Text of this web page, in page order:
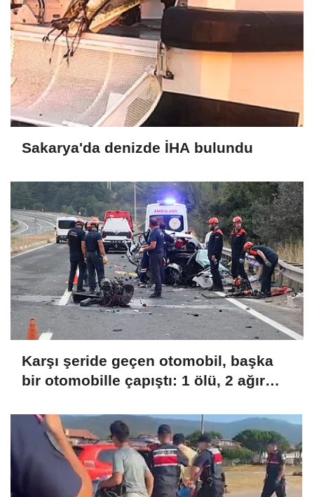
Sakarya'da denizde İHA bulundu
Karşı şeride geçen otomobil, başka
bir otomobille çapıştı: 1 ölü, 2 ağır